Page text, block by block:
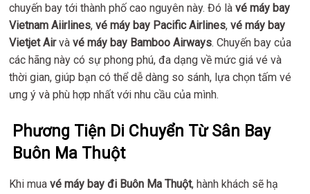
chuyến bay tới thành phố cao nguyên này. Đó làvé máy bay
Vietnam Aiirlines,vé máy bay Pacific Airlines,vé máy bay
Vietjet Airvàvé máy bay Bamboo Airways. Chuyến bay của
các hãng này có sự phong phú, đa dạng về mức giá vé và
thời gian, giúp bạn có thể dễ dàng so sánh, lựa chọn tấm vé
ưng ý và phù hợp nhất với nhu cầu của mình.
Phương Tiện Di Chuyển Từ Sân Bay
Buôn Ma Thuột
Khi muavé máy bay đi Buôn Ma Thuột, hành khách sẽ hạ